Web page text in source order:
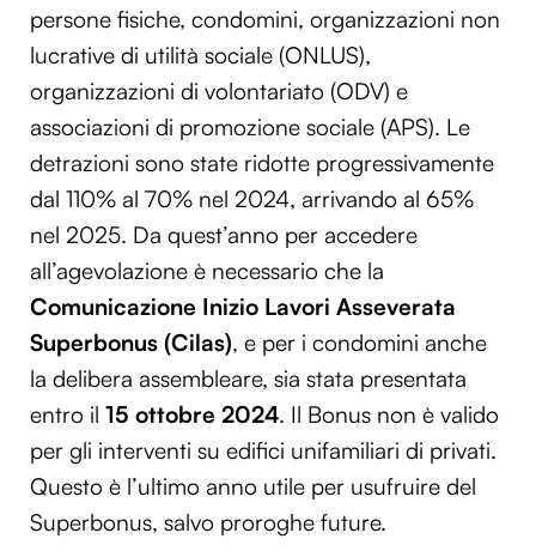
persone fisiche, condomini, organizzazioni non
lucrative di utilità sociale (ONLUS),
organizzazioni di volontariato (ODV) e
associazioni di promozione sociale (APS). Le
detrazioni sono state ridotte progressivamente
dal 110% al 70% nel 2024, arrivando al 65%
nel 2025. Da quest’anno per accedere
all’agevolazione è necessario che la
Comunicazione Inizio Lavori Asseverata
Superbonus (Cilas), e per i condomini anche
la delibera assembleare, sia stata presentata
entro il 15 ottobre 2024. Il Bonus non è valido
per gli interventi su edifici unifamiliari di privati.
Questo è l’ultimo anno utile per usufruire del
Superbonus, salvo proroghe future.